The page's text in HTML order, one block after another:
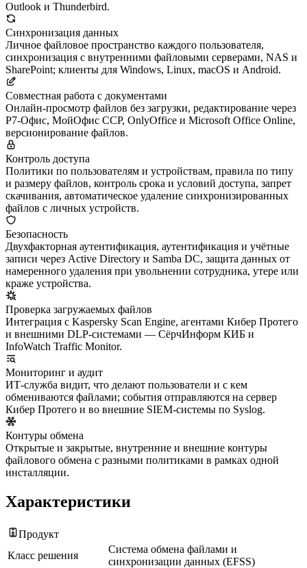
Outlook и Thunderbird.
Синхронизация данных
Личное файловое пространство каждого пользователя,
синхронизация с внутренними файловыми серверами, NAS и
SharePoint; клиенты для Windows, Linux, macOS и Android.
Совместная работа с документами
Онлайн-просмотр файлов без загрузки, редактирование через
Р7-Офис, МойОфис ССР, OnlyOffice и Microsoft Office Online,
версионирование файлов.
Контроль доступа
Политики по пользователям и устройствам, правила по типу
и размеру файлов, контроль срока и условий доступа, запрет
скачивания, автоматическое удаление синхронизированных
файлов с личных устройств.
Безопасность
Двухфакторная аутентификация, аутентификация и учётные
записи через Active Directory и Samba DC, защита данных от
намеренного удаления при увольнении сотрудника, утере или
краже устройства.
Проверка загружаемых файлов
Интеграция с Kaspersky Scan Engine, агентами Кибер Протего
и внешними DLP-системами — СёрчИнформ КИБ и
InfoWatch Traffic Monitor.
Мониторинг и аудит
ИТ-служба видит, что делают пользователи и с кем
обмениваются файлами; события отправляются на сервер
Кибер Протего и во внешние SIEM-системы по Syslog.
Контуры обмена
Открытые и закрытые, внутренние и внешние контуры
файлового обмена с разными политиками в рамках одной
инсталляции.
Характеристики
Продукт
Класс решения
Система обмена файлами и
синхронизации данных (EFSS)